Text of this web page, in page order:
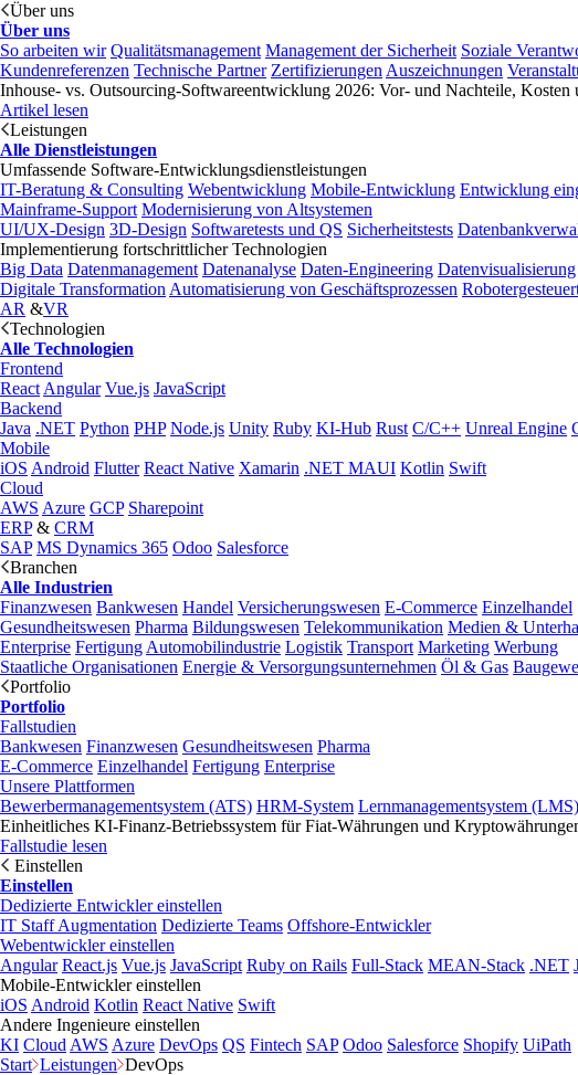
Über uns
Über uns
So arbeiten wir Qualitätsmanagement Management der Sicherheit Soziale
Kundenreferenzen Technische Partner Zertifizierungen Auszeichnungen
Inhouse- vs. Outsourcing-Softwareentwicklung 2026: Vor- und Nachteile, Kosten
Artikel lesen
Leistungen
Alle Dienstleistungen
Umfassende Software-Entwicklungsdienstleistungen
IT-Beratung & Consulting Webentwicklung Mobile-Entwicklung Entwicklung
Mainframe-Support Modernisierung von Altsystemen
UI/UX-Design 3D-Design Softwaretests und QS Sicherheitstests
Implementierung fortschrittlicher Technologien
Big Data Datenmanagement Datenanalyse Daten-Engineering Datenvisualisierung
Digitale Transformation Automatisierung von Geschäftsprozessen
AR &VR
Technologien
Alle Technologien
Frontend
React Angular Vue.js JavaScript
Backend
Java .NET Python PHP Node.js Unity Ruby KI-Hub Rust C/C++ Unreal Engine
Mobile
iOS Android Flutter React Native Xamarin .NET MAUI Kotlin Swift
Cloud
AWS Azure GCP Sharepoint
ERP& CRM
SAP MS Dynamics 365 Odoo Salesforce
Branchen
Alle Industrien
Finanzwesen Bankwesen Handel Versicherungswesen E-Commerce Einzelhandel
Gesundheitswesen Pharma Bildungswesen Telekommunikation Medien &
Enterprise Fertigung Automobilindustrie Logistik Transport Marketing Werbung
Staatliche Organisationen Energie & Versorgungsunternehmen Öl & Gas
Portfolio
Portfolio
Fallstudien
Bankwesen Finanzwesen Gesundheitswesen Pharma
E-Commerce Einzelhandel Fertigung Enterprise
Unsere Plattformen
Bewerbermanagementsystem (ATS) HRM-System Lernmanagementsystem (LMS)
Einheitliches KI-Finanz-Betriebssystem für Fiat-Währungen und
Fallstudie lesen
Einstellen
Einstellen
Dedizierte Entwickler einstellen
IT Staff Augmentation Dedizierte Teams Offshore-Entwickler
Webentwickler einstellen
Angular React.js Vue.js JavaScript Ruby on Rails Full-Stack MEAN-Stack .NET
Mobile-Entwickler einstellen
iOS Android Kotlin React Native Swift
Andere Ingenieure einstellen
KI Cloud AWS Azure DevOps QS Fintech SAP Odoo Salesforce Shopify UiPath
Start Leistungen DevOps